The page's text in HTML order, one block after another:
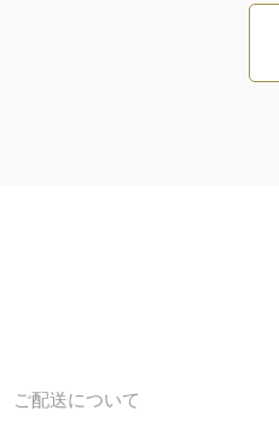
ご配送について